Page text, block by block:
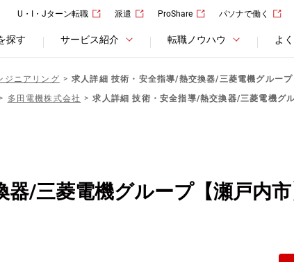
U・I・Jターン転職 派遣 ProShare パソナで働く
探す サービス紹介 転職ノウハウ よ
ジニアリング
求人詳細 技術・安全指導/熱交換器/三菱電機グループ
多田電機株式会社
求人詳細 技術・安全指導/熱交換器/三菱電機グ
/三菱電機グループ【瀬戸内市